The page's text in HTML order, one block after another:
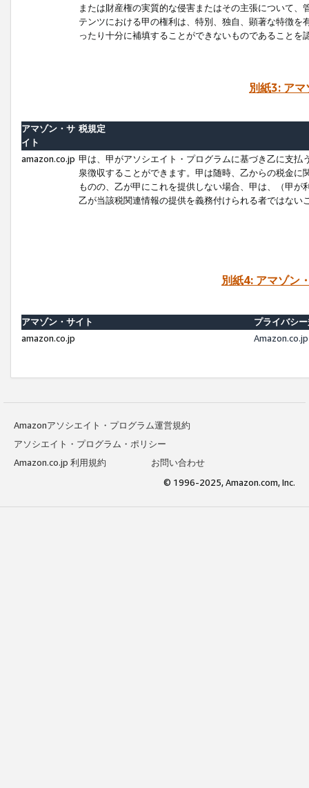
または財産権の実質的な侵害またはその主張について
テンツにおける甲の権利は、特別、独自、顕著な特徴
ったり十分に補填することができないものであることを
別紙3: ア
アマゾン・サ
イト
税規定
amazon.co.jp 甲は、甲がアソシエイト・プログラムに基づき乙に支
泉徴収することができます。甲は随時、乙からの税金
ものの、乙が甲にこれを提供しない場合、甲は、（甲
乙が当該税関連情報の提供を義務付けられる者ではな
別紙4: アマゾン
アマゾン・サイト
プライバシ
amazon.co.jp
Amazonアソシエイト・プログラム運営規約
アソシエイト・プログラム・ポリシー
Amazon.co.jp 利用規約
お問い合わせ
© 1996-2025, Amazon.com, Inc.